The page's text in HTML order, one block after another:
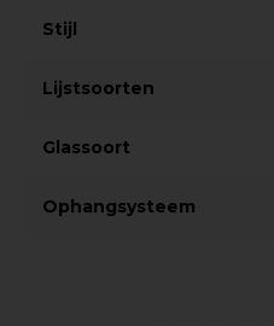
Stijl
Lijstsoorten
Glassoort
Ophangsysteem